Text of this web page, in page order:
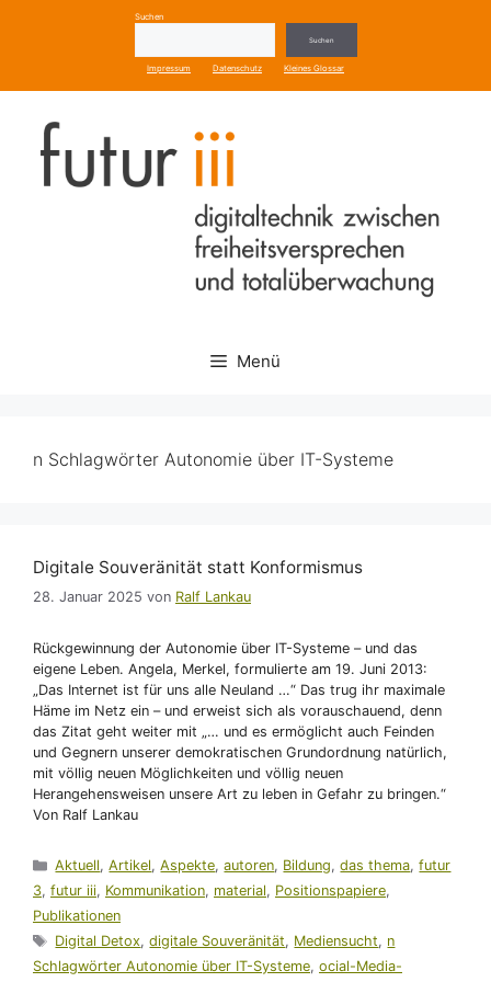
Suchen
Suchen
Impressum Datenschutz Kleines Glossar
Menü
n Schlagwörter Autonomie über IT-Systeme
Digitale Souveränität statt Konformismus
28. Januar 2025 von Ralf Lankau
Rückgewinnung der Autonomie über IT-Systeme – und das
eigene Leben. Angela, Merkel, formulierte am 19. Juni 2013:
„Das Internet ist für uns alle Neuland …“ Das trug ihr maximale
Häme im Netz ein – und erweist sich als vorauschauend, denn
das Zitat geht weiter mit „… und es ermöglicht auch Feinden
und Gegnern unserer demokratischen Grundordnung natürlich,
mit völlig neuen Möglichkeiten und völlig neuen
Herangehensweisen unsere Art zu leben in Gefahr zu bringen.“
Von Ralf Lankau
Kategorien
Aktuell,Artikel,Aspekte,autoren, Bildung,das thema,futur
3, futur iii, Kommunikation, material, Positionspapiere,
Publikationen
Schlagwörter
Digital Detox,digitale Souveränität, Mediensucht, n
Schlagwörter Autonomie über IT-Systeme, ocial-Media-